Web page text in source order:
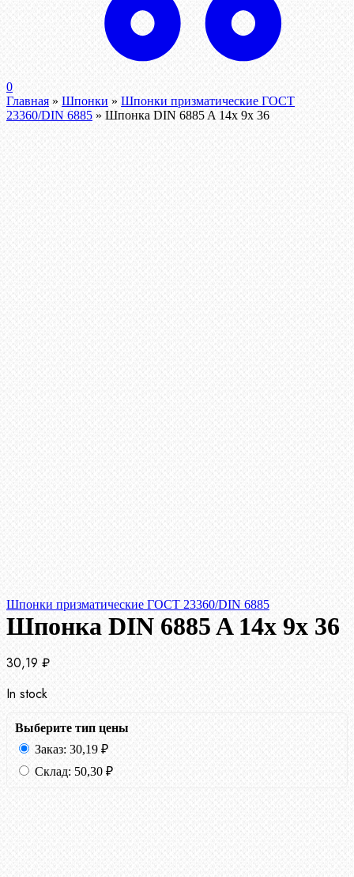
0
Главная » Шпонки » Шпонки призматические ГОСТ
23360/DIN 6885 » Шпонка DIN 6885 A 14x 9x 36
Шпонки призматические ГОСТ 23360/DIN 6885
Шпонка DIN 6885 A 14x 9x 36
30,19 ₽
In stock
Выберите тип цены
Заказ: 30,19 ₽
Склад: 50,30 ₽